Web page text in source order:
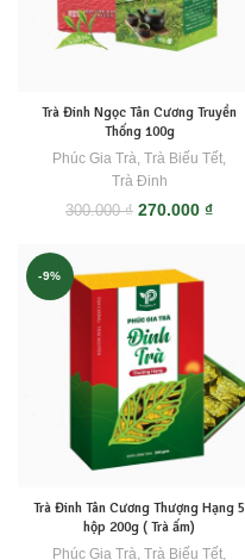
Trà Đinh Ngọc Tân Cương Truyền
Thống 100g
Phúc Gia Trà, Trà Biếu Tết,
Trà Đinh
300.000₫ Giá
300.000 ₫.
270.000 ₫Giá
-9%
Trà Đinh Tân Cương Thượng Hạng 5
hộp 200g ( Trà ấm)
Phúc Gia Trà, Trà Biếu Tết,